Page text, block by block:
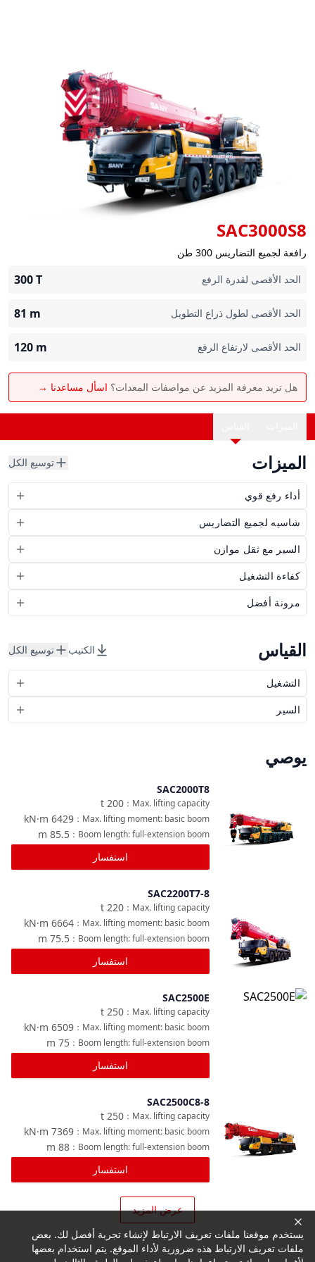
SAC3000S8
رافعة لجميع التضاريس 300 طن
الحد الأقصى لقدرة الرفع
300T
الحد الأقصى لطول ذراع التطويل 81 m
الحد الأقصى لارتفاع الرفع 120 m
هل تريد معرفة المزيد عن مواصفات المعدات؟ اسأل مساعدنا →
الميزات توسيع الكل
أداء رفع قوي
شاسيه لجميع التضاريس
السير مع ثقل موازن
كفاءة التشغيل
مرونة أفضل
القياس الكتيب توسيع الكل
التشغيل
السير
يوصي
SAC2000T8
200
t Max. lifting capacity
：
6429
kN·m Max. lifting moment: basic boom
：
85.5
m Boom length: full-extension boom
：
استفسار
SAC2200T7-8
220
t Max. lifting capacity
：
6664
kN·m Max. lifting moment: basic boom
：
75.5
m Boom length: full-extension boom
：
استفسار
مقارنة
SAC2500E
250
t Max. lifting capacity
：
6509
kN·m Max. lifting moment: basic boom
：
75
m Boom length: full-extension boom
：
استفسار
SAC2500C8-8
250
t Max. lifting capacity
：
7369
kN·m Max. lifting moment: basic boom
：
88
m Boom length: full-extension boom
：
استفسار
عرض المزيد
يستخدم موقعنا ملفات تعريف الارتباط لإنشاء تجربة أفضل لك. بعض
ملفات تعريف الارتباط هذه ضرورية لأداء الموقع. يتم استخدام بعضها